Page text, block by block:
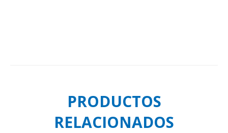
PRODUCTOS
RELACIONADOS